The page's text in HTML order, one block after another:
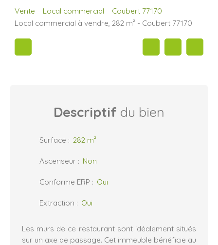
Vente Local commercial
Coubert 77170
Local commercial à vendre, 282 m² - Coubert 77170
Descriptif du bien
Surface : 282 m²
Ascenseur : Non
Conforme ERP : Oui
Extraction : Oui
Les murs de ce restaurant sont idéalement situés
sur un axe de passage. Cet immeuble bénéficie au